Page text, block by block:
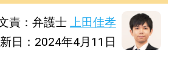
責：弁護士 上田佳孝
日：2024年4月11日